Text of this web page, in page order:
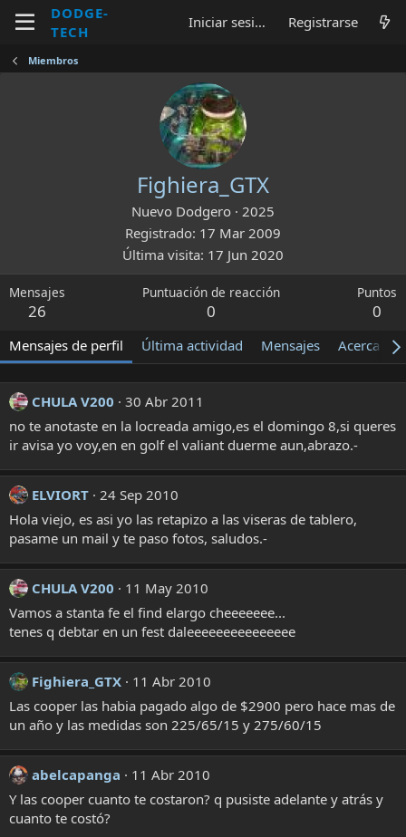
DODGE-
TECH
Iniciar sesión Registrarse
Miembros
Fighiera_GTX
Nuevo Dodgero · 2025
Registrado 17 Mar 2009
Última visita 17 Jun 2020
Mensajes
26
Puntuación de reacción
0
Puntos
0
Mensajes de perfil Última actividad Mensajes Acerca de
CHULA V200
30 Abr 2011
no te anotaste en la locreada amigo,es el domingo 8,si queres
ir avisa yo voy,en en golf el valiant duerme aun,abrazo.-
ELVIORT 24 Sep 2010
Hola viejo, es asi yo las retapizo a las viseras de tablero,
pasame un mail y te paso fotos, saludos.-
CHULA V200
11 May 2010
Vamos a stanta fe el find elargo cheeeeeee...
tenes q debtar en un fest daleeeeeeeeeeeeeee
Fighiera_GTX
11 Abr 2010
Las cooper las habia pagado algo de $2900 pero hace mas de
un año y las medidas son 225/65/15 y 275/60/15
abelcapanga
11 Abr 2010
Y las cooper cuanto te costaron? q pusiste adelante y atrás y
cuanto te costó?